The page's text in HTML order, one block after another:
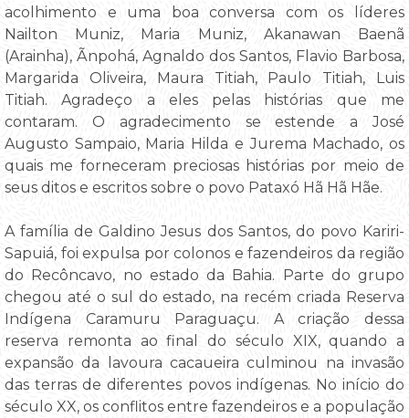
acolhimento e uma boa conversa com os líderes
Nailton Muniz, Maria Muniz, Akanawan Baenã
(Arainha), Ãnpohá, Agnaldo dos Santos, Flavio Barbosa,
Margarida Oliveira, Maura Titiah, Paulo Titiah, Luis
Titiah. Agradeço a eles pelas histórias que me
contaram. O agradecimento se estende a José
Augusto Sampaio, Maria Hilda e Jurema Machado, os
quais me forneceram preciosas histórias por meio de
seus ditos e escritos sobre o povo Pataxó Hã Hã Hãe.
A família de Galdino Jesus dos Santos, do povo Kariri-
Sapuiá, foi expulsa por colonos e fazendeiros da região
do Recôncavo, no estado da Bahia. Parte do grupo
chegou até o sul do estado, na recém criada Reserva
Indígena Caramuru Paraguaçu. A criação dessa
reserva remonta ao final do século XIX, quando a
expansão da lavoura cacaueira culminou na invasão
das terras de diferentes povos indígenas. No início do
século XX, os conflitos entre fazendeiros e a população